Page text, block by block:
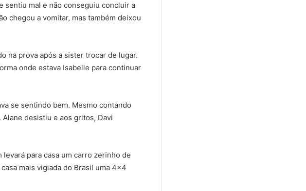
sentiu mal e não conseguiu concluir a
chegou a vomitar, mas também deixou
na prova após a sister trocar de lugar.
onde estava Isabelle para continuar
se sentindo bem. Mesmo contando
desistiu e aos gritos, Davi
para casa um carro zerinho de
mais vigiada do Brasil uma 4×4